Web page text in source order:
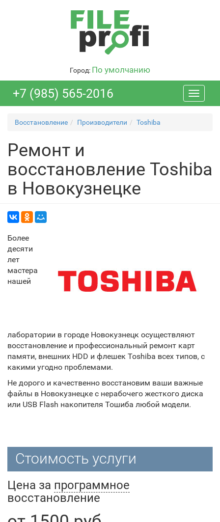
Город: По умолчанию
Toggle
+7 (985) 565-2016
Восстановление Производители Toshiba
Ремонт и
восстановление Toshiba
в Новокузнецке
Более
десяти
лет
мастера
нашей
лаборатории в городе Новокузнецк осуществляют
восстановление и профессиональный ремонт карт
памяти, внешних HDD и флешек Toshiba всех типов, с
какими угодно проблемами.
Не дорого и качественно восстановим ваши важные
файлы в Новокузнецке с нерабочего жесткого диска
или USB Flash накопителя Тошиба любой модели.
Стоимость услуги
Цена за программное
восстановление